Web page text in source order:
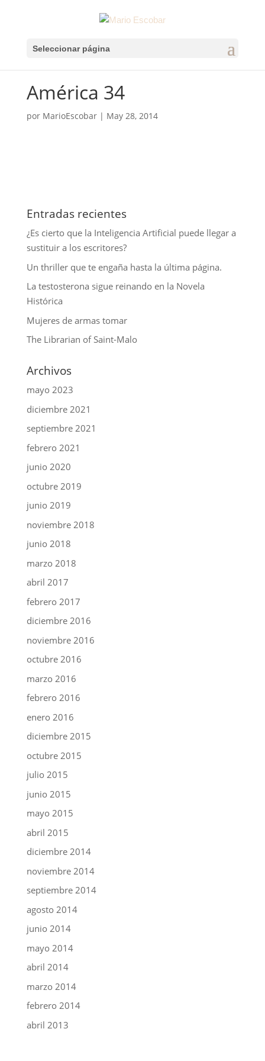
Seleccionar página
América 34
por MarioEscobar| May 28, 2014
Entradas recientes
¿Es cierto que la Inteligencia Artificial puede llegar a
sustituir a los escritores?
Un thriller que te engaña hasta la última página.
La testosterona sigue reinando en la Novela
Histórica
Mujeres de armas tomar
The Librarian of Saint-Malo
Archivos
mayo 2023
diciembre 2021
septiembre 2021
febrero 2021
junio 2020
octubre 2019
junio 2019
noviembre 2018
junio 2018
marzo 2018
abril 2017
febrero 2017
diciembre 2016
noviembre 2016
octubre 2016
marzo 2016
febrero 2016
enero 2016
diciembre 2015
octubre 2015
julio 2015
junio 2015
mayo 2015
abril 2015
diciembre 2014
noviembre 2014
septiembre 2014
agosto 2014
junio 2014
mayo 2014
abril 2014
marzo 2014
febrero 2014
abril 2013